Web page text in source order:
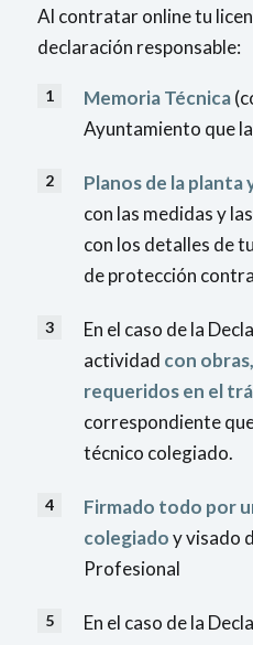
Al contratar online tu
declaración responsable:
Memoria Técnica
Ayuntamiento que
Planos de la planta
con las medidas y
con los detalles de
de protección
En el caso de la
actividad con
requeridos en el
correspondiente
técnico colegiado.
Firmado todo por
colegiadoy visado
Profesional
En el caso de la